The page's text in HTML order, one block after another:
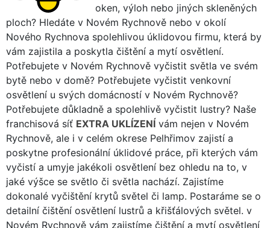
oken, výloh nebo jiných skleněných
ploch? Hledáte v Novém Rychnově nebo v okolí
Nového Rychnova spolehlivou úklidovou firmu, která by
vám zajistila a poskytla čištění a mytí osvětlení.
Potřebujete v Novém Rychnově vyčistit světla ve svém
bytě nebo v domě? Potřebujete vyčistit venkovní
osvětlení u svých domácností v Novém Rychnově?
Potřebujete důkladně a spolehlivě vyčistit lustry? Naše
franchisová síť EXTRA UKLÍZENÍ vám nejen v Novém
Rychnově, ale i v celém okrese Pelhřimov zajistí a
poskytne profesionální úklidové práce, při kterých vám
vyčistí a umyje jakékoli osvětlení bez ohledu na to, v
jaké výšce se světlo či světla nachází. Zajistíme
dokonalé vyčištění krytů světel či lamp. Postaráme se o
detailní čištění osvětlení lustrů a křišťálových světel. v
Novém Rychnově vám zajistíme čištění a mytí osvětlení